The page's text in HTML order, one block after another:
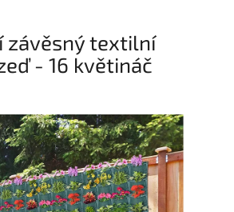
závěsný textilní
- 16 květináč